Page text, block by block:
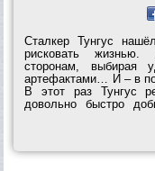
Сталкер Тунгус
рисковать жизнью.
сторонам, выбирая
артефактами… И – в
В этот раз Тунгус
довольно быстро
Молодой.
мероприятие.